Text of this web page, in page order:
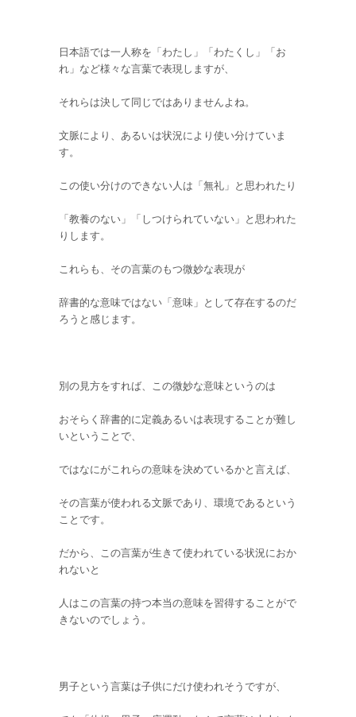
日本語では一人称を「わたし」「わたくし」「お
れ」など様々な言葉で表現しますが、
それらは決して同じではありませんよね。
文脈により、あるいは状況により使い分けていま
す。
この使い分けのできない人は「無礼」と思われたり
「教養のない」「しつけられていない」と思われた
りします。
これらも、その言葉のもつ微妙な表現が
辞書的な意味ではない「意味」として存在するのだ
ろうと感じます。
別の見方をすれば、この微妙な意味というのは
おそらく辞書的に定義あるいは表現することが難し
いということで、
ではなにがこれらの意味を決めているかと言えば、
その言葉が使われる文脈であり、環境であるという
ことです。
だから、この言葉が生きて使われている状況におか
れないと
人はこの言葉の持つ本当の意味を習得することがで
きないのでしょう。
男子という言葉は子供にだけ使われそうですが、